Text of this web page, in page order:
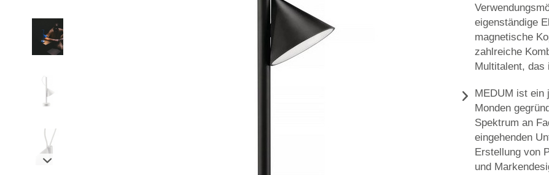
eigenständige
magnetische
zahlreiche
Multitalent, das
MEDUM ist ein
Monden
Spektrum an
eingehenden
Erstellung von
und